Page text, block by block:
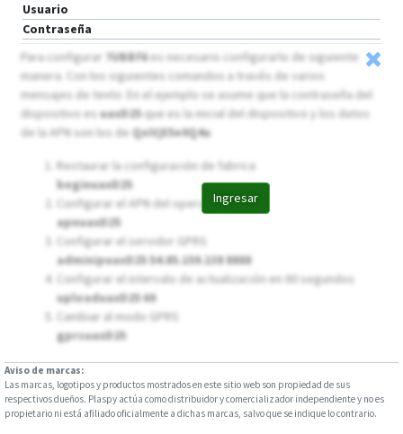
Usuario
Contraseña
Ingresar
Para configurar 7UBBf6es necesario configurarlo de siguiente
manera. Con los siguientes comandos a través de varios
mensajes de texto: En el ejemplo se asume que la contraseña del
dispositivo esuaxD25que es la inicial del dispositivo y los datos
de la APN son los de QxiVjE5e0Q4u
Restaurar la configuración de fabrica
beginuaxD25
Configurar el APN del operador
apnuaxD25
Configurar el servidor GPRS
adminipuaxD25 54.85.159.138 8888
Configurar el intervalo de actualización en 60 segundos
uploaduaxD25 60
Cambiar al modo GPRS
gprsuaxD25
Aviso de marcas:
Las marcas, logotipos y productos mostrados en este sitio web son propiedad de sus
respectivos dueños. Plaspy actúa como distribuidor y comercializador independiente y no es
propietario ni está afiliado oficialmente a dichas marcas, salvo que se indique lo contrario.